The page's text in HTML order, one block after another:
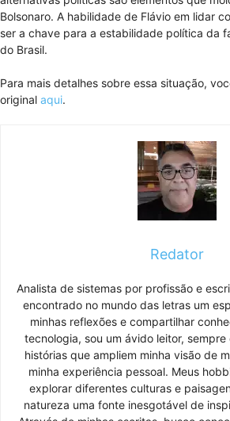
Bolsonaro. A habilidade de Flávio em lidar
ser a chave para a estabilidade política da
do Brasil.
Para mais detalhes sobre essa situação,
original aqui.
Redator
Analista de sistemas por profissão e
encontrado no mundo das letras um
minhas reflexões e compartilhar
tecnologia, sou um ávido leitor,
histórias que ampliem minha visão de
minha experiência pessoal. Meus
explorar diferentes culturas e
natureza uma fonte inesgotável de